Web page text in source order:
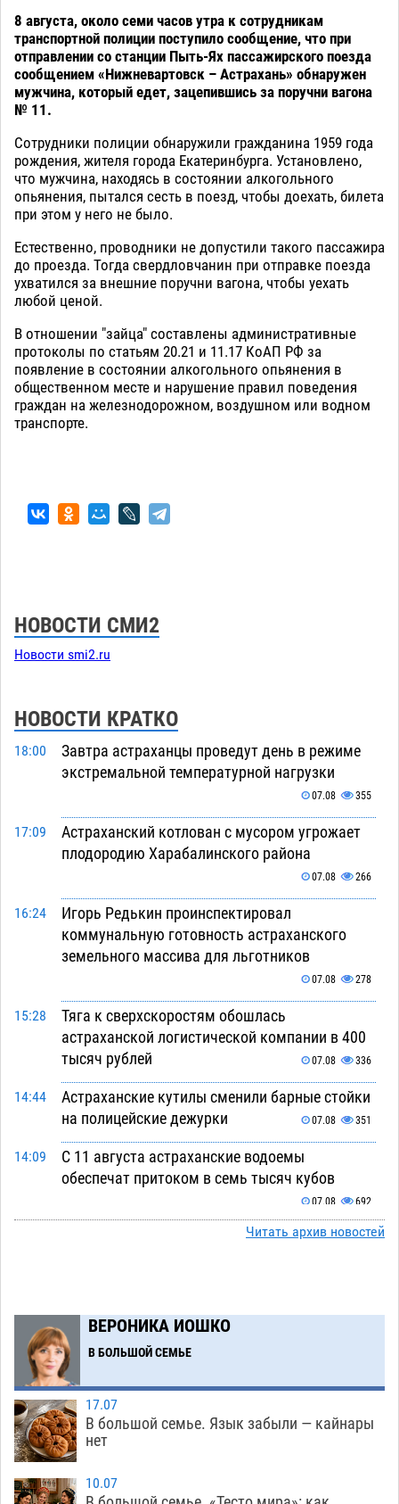
8 августа, около семи часов утра к сотрудникам
транспортной полиции поступило сообщение, что при
отправлении со станции Пыть-Ях пассажирского поезда
сообщением «Нижневартовск – Астрахань» обнаружен
мужчина, который едет, зацепившись за поручни вагона
№ 11.
Сотрудники полиции обнаружили гражданина 1959 года
рождения, жителя города Екатеринбурга. Установлено,
что мужчина, находясь в состоянии алкогольного
опьянения, пытался сесть в поезд, чтобы доехать, билета
при этом у него не было.
Естественно, проводники не допустили такого пассажира
до проезда. Тогда свердловчанин при отправке поезда
ухватился за внешние поручни вагона, чтобы уехать
любой ценой.
В отношении "зайца" составлены административные
протоколы по статьям 20.21 и 11.17 КоАП РФ за
появление в состоянии алкогольного опьянения в
общественном месте и нарушение правил поведения
граждан на железнодорожном, воздушном или водном
транспорте.
НОВОСТИ СМИ2
Новости smi2.ru
НОВОСТИ КРАТКО
18:00
Завтра астраханцы проведут день в режиме
экстремальной температурной нагрузки
07.08 355
17:09
Астраханский котлован с мусором угрожает
плодородию Харабалинского района
07.08 266
16:24
Игорь Редькин проинспектировал
коммунальную готовность астраханского
земельного массива для льготников
07.08 278
15:28
Тяга к сверхскоростям обошлась
астраханской логистической компании в 400
тысяч рублей
07.08 336
14:44
Астраханские кутилы сменили барные стойки
на полицейские дежурки
07.08 351
14:09
С 11 августа астраханские водоемы
обеспечат притоком в семь тысяч кубов
07.08 692
Астраханский аэропорт попробует отбиться
помойку
11:58
В Астрахани подросток угнал мотоцикл и
похитил чужие мобильник с банковскими
картами
11:20
Астраханцев ждут на парковом газоне с
призами и эрмитажными котами
10:43 Астраханский суд встал на сторону МЧС в
Читать архив новостей
ВЕРОНИКА ИОШКО
В БОЛЬШОЙ СЕМЬЕ
17.07
В большой семье. Язык забыли — кайнары
нет
10.07